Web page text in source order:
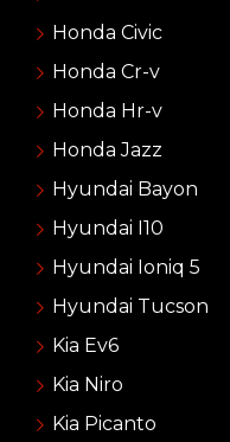
Honda Civic
Honda Cr-v
Honda Hr-v
Honda Jazz
Hyundai Bayon
Hyundai I10
Hyundai Ioniq 5
Hyundai Tucson
Kia Ev6
Kia Niro
Kia Picanto